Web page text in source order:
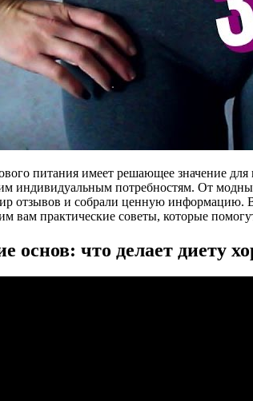
питания имеет решающее значение
индивидуальным потребностям. От
отзывов и собрали ценную информацию. В
вам практические советы, которые
основ: что делает диету